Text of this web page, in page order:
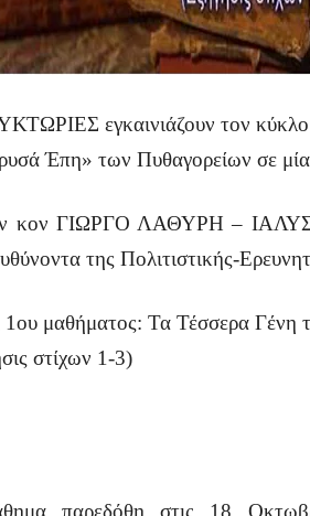
εγκαινιάζουν τον
Έπη» των Πυθαγορείων σε μία
κον ΓΙΩΡΓΟ ΛΑΘΥΡΗ –
της Πολιτιστικής-
1ου μαθήματος: Τα Τέσσερα
στίχων 1-3)
παρεδόθη στις 18